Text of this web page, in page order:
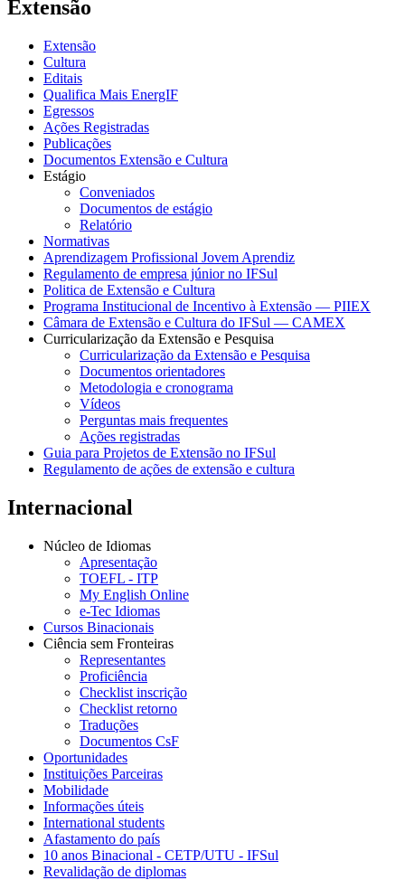
Extensão
Extensão
Cultura
Editais
Qualifica Mais EnergIF
Egressos
Ações Registradas
Publicações
Documentos Extensão e Cultura
Estágio
Conveniados
Documentos de estágio
Relatório
Normativas
Aprendizagem Profissional Jovem Aprendiz
Regulamento de empresa júnior no IFSul
Politica de Extensão e Cultura
Programa Institucional de Incentivo à Extensão — PIIEX
Câmara de Extensão e Cultura do IFSul — CAMEX
Curricularização da Extensão e Pesquisa
Curricularização da Extensão e Pesquisa
Documentos orientadores
Metodologia e cronograma
Vídeos
Perguntas mais frequentes
Ações registradas
Guia para Projetos de Extensão no IFSul
Regulamento de ações de extensão e cultura
Internacional
Núcleo de Idiomas
Apresentação
TOEFL - ITP
My English Online
e-Tec Idiomas
Cursos Binacionais
Ciência sem Fronteiras
Representantes
Proficiência
Checklist inscrição
Checklist retorno
Traduções
Documentos CsF
Oportunidades
Instituições Parceiras
Mobilidade
Informações úteis
International students
Afastamento do país
10 anos Binacional - CETP/UTU - IFSul
Revalidação de diplomas